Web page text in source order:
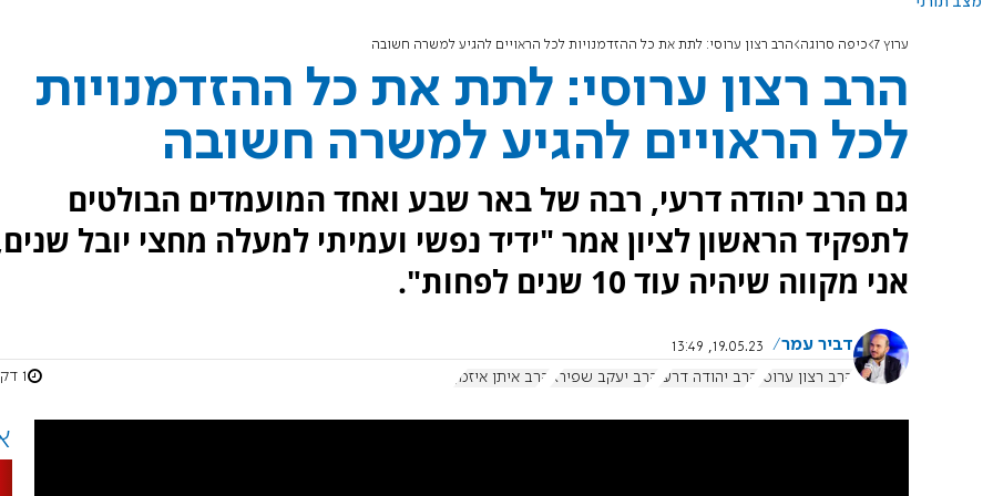
ערוץ 7 כיפה סרוגה הרב רצון ערוסי: לתת את כל ההזדמנויות לכל הראויים להגיע למשרה חשובה
הרב רצון ערוסי: לתת את כל ההזדמנויות
לכל הראויים להגיע למשרה חשובה
גם הרב יהודה דרעי, רבה של באר שבע ואחד המועמדים הבולטים
לתפקיד הראשון לציון אמר "ידיד נפשי ועמיתי למעלה מחצי יובל
אני מקווה שיהיה עוד 10 שנים לפחות".
דביר עמר
19.05.23, 13:49
הרב רצון ערוסי הרב יהודה דרעי הרב יעקב שפירא הרב איתן איזמן 1 דקות